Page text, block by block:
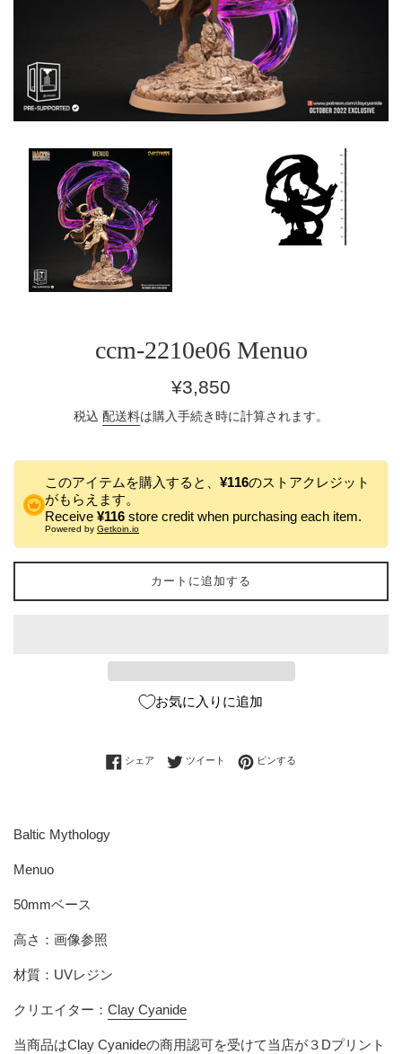
ccm-2210e06 Menuo
通
価
¥3,850
税込 配送料は購入手続き時に計算されます。
このアイテムを購入すると、 ¥116のストアクレジット
がもらえます。
Receive ¥116 store credit when purchasing each item.
Powered by Getkoin.io
カートに追加する
お気に入りに追加
シェア Facebookでシェアする
ツイート Twitterに投稿する
ピンする
Baltic Mythology
Menuo
50mmベース
高さ：画像参照
材質：UVレジン
クリエイター： Clay Cyanide
当商品はClay Cyanideの商用認可を受けて当店が３Dプリント